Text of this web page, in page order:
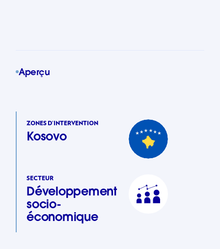
Aperçu
ZONES D’INTERVENTION
Kosovo
SECTEUR
Développement
socio-
économique